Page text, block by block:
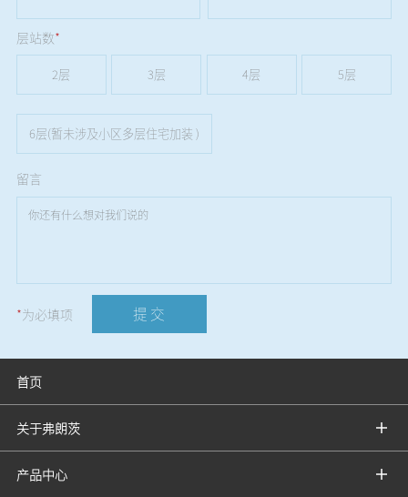
层站数*
2层 3层 4层 5层
6层(暂未涉及小区多层住宅加装 )
留言
*为必填项 提 交
首页
关于弗朗茨
产品中心